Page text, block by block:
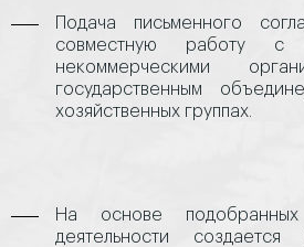
Подача письменного
совместную работу с
некоммерческими
государственным
хозяйственных группах.
На основе
деятельности создается